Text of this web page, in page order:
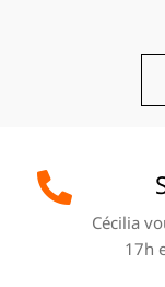
Cécilia
17h